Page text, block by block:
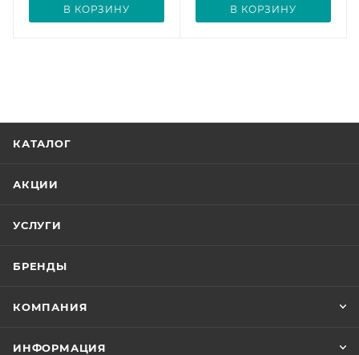
В КОРЗИНУ В КОРЗИНУ
КАТАЛОГ
АКЦИИ
УСЛУГИ
БРЕНДЫ
КОМПАНИЯ
ИНФОРМАЦИЯ